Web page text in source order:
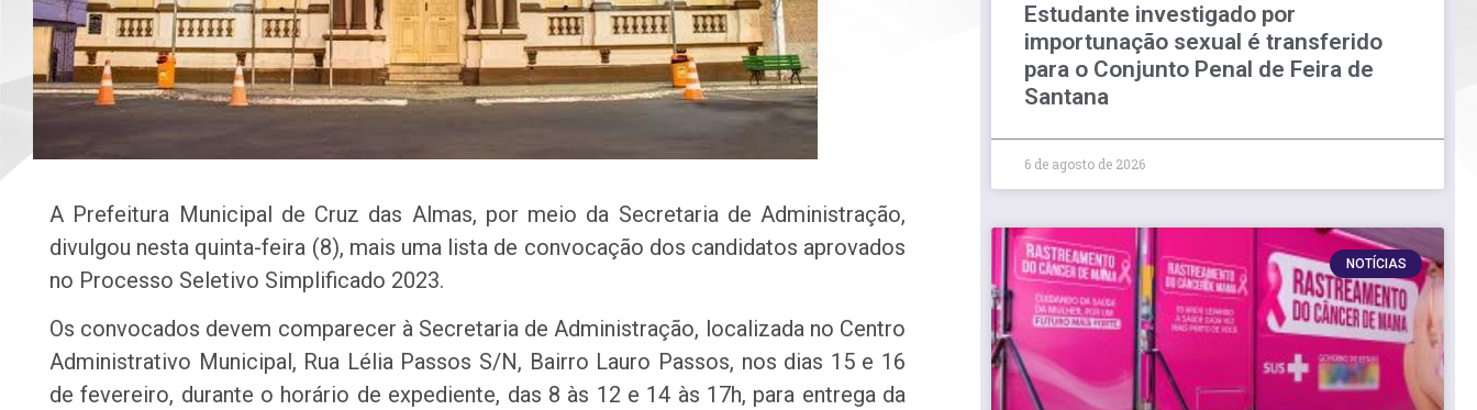
A Prefeitura Municipal de Cruz das Almas, por meio da Secretaria de Administração,
divulgou nesta quinta-feira (8), mais uma lista de convocação dos candidatos aprovados
no Processo Seletivo Simplificado 2023.
Os convocados devem comparecer à Secretaria de Administração, localizada no Centro
Administrativo Municipal, Rua Lélia Passos S/N, Bairro Lauro Passos, nos dias 15 e 16
de fevereiro, durante o horário de expediente, das 8 às 12 e 14 às 17h, para entrega da
Estudante investigado por
importunação sexual é transferido
para o Conjunto Penal de Feira de
Santana
6 de agosto de 2026
NOTÍCIAS